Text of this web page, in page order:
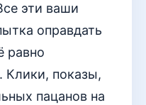
эти ваши
оправдать
равно
Клики, показы,
пацанов на